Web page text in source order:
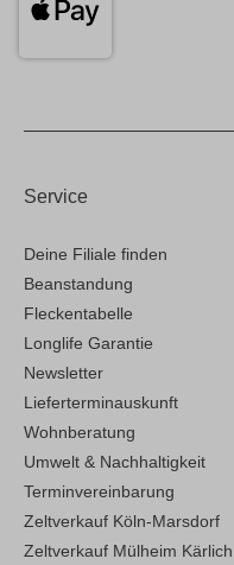
Service
Deine Filiale finden
Beanstandung
Fleckentabelle
Longlife Garantie
Newsletter
Lieferterminauskunft
Wohnberatung
Umwelt & Nachhaltigkeit
Terminvereinbarung
Zeltverkauf Köln-Marsdorf
Zeltverkauf Mülheim Kärlich